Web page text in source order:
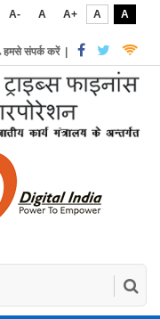
A- A A+ A
A
हमसे संपर्क करें|